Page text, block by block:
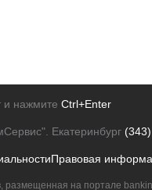
и нажмите Ctrl+Enter
Екатеринбург
Правовая
размещенная на портале